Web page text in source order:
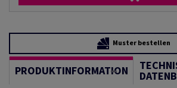
Muster bestellen
PRODUKTINFORMATION